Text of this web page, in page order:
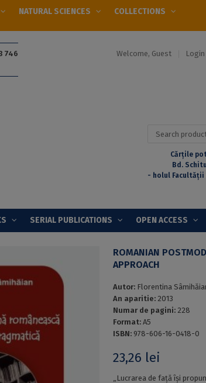
NATURAL SCIENCES COLLECTIONS
746
Welcome, Guest
Search
Cărțile
Bd.
- holul
SERIAL PUBLICATIONS OPEN ACCESS
ROMANIAN
APPROACH
Autor: Florentina
An aparitie: 2013
Numar de pagini: 228
Format:A5
ISBN: 978-606-16-0418-0
23,26 lei
„Lucrarea de față își